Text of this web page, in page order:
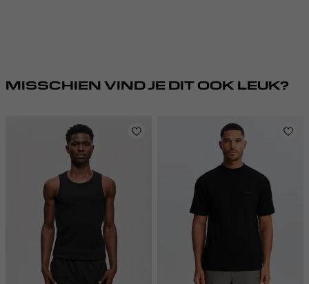
MISSCHIEN VIND JE DIT OOK LEUK?